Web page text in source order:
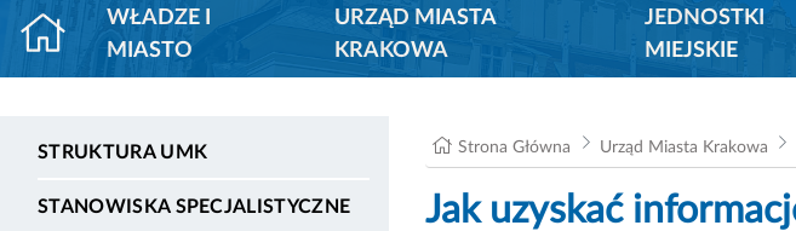
WŁADZE I
MIASTO
URZĄD MIASTA
KRAKOWA
JEDNOSTKI
MIEJSKIE
STRUKTURA UMK
STANOWISKA SPECJALISTYCZNE
Strona Główna Urząd Miasta Krakowa
Jak uzyskać